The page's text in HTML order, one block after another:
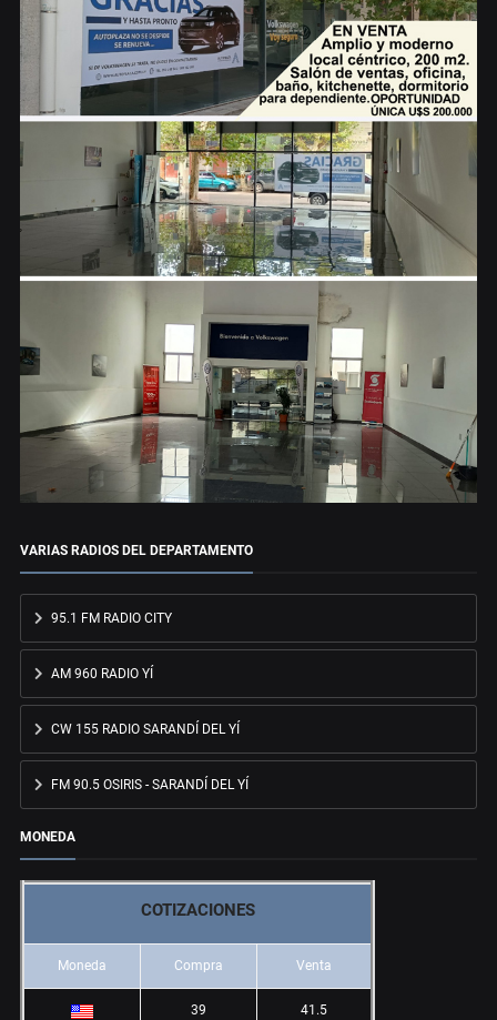
VARIAS RADIOS DEL DEPARTAMENTO
95.1 FM RADIO CITY
AM 960 RADIO YÍ
CW 155 RADIO SARANDÍ DEL YÍ
FM 90.5 OSIRIS - SARANDÍ DEL YÍ
MONEDA
COTIZACIONES
Moneda Compra Venta
39 41.5